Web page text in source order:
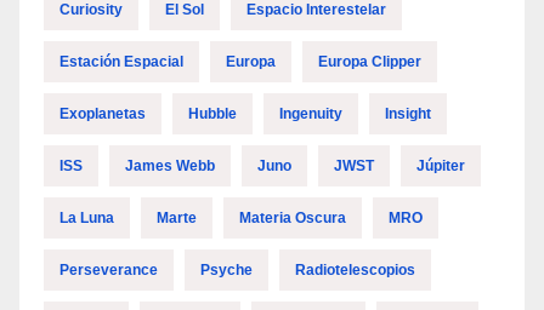
Curiosity El Sol Espacio Interestelar
Estación Espacial Europa Europa Clipper
Exoplanetas Hubble Ingenuity Insight
ISS James Webb Juno JWST Júpiter
La Luna Marte Materia Oscura MRO
Perseverance Psyche Radiotelescopios